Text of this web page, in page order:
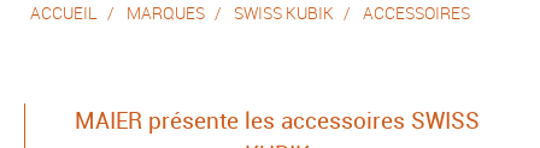
ACCUEIL MARQUES SWISS KUBIK ACCESSOIRES
MAIER présente les accessoires SWISS